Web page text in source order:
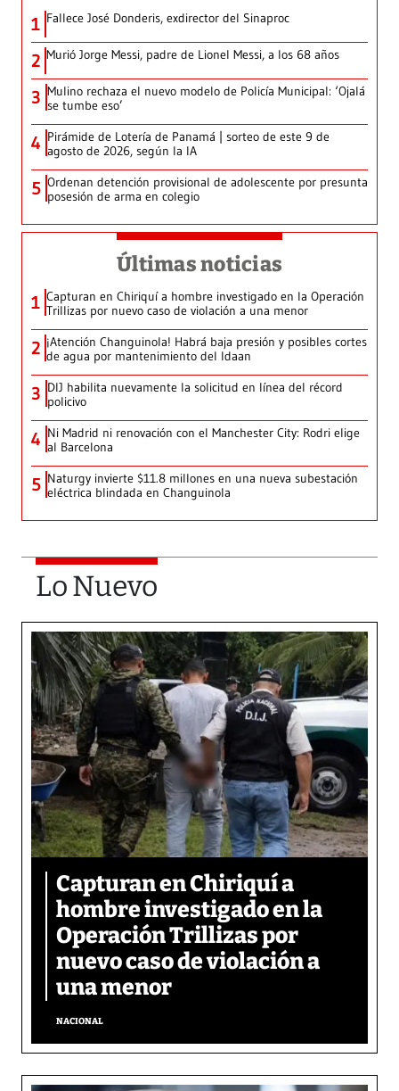
1 Fallece José Donderis, exdirector del Sinaproc
2 Murió Jorge Messi, padre de Lionel Messi, a los 68 años
3 Mulino rechaza el nuevo modelo de Policía Municipal: ‘Ojalá
se tumbe eso’
4 Pirámide de Lotería de Panamá | sorteo de este 9 de
agosto de 2026, según la IA
5 Ordenan detención provisional de adolescente por presunta
posesión de arma en colegio
Últimas noticias
1 Capturan en Chiriquí a hombre investigado en la Operación
Trillizas por nuevo caso de violación a una menor
2 ¡Atención Changuinola! Habrá baja presión y posibles cortes
de agua por mantenimiento del Idaan
3 DIJ habilita nuevamente la solicitud en línea del récord
policivo
4 Ni Madrid ni renovación con el Manchester City: Rodri elige
al Barcelona
5 Naturgy invierte $11.8 millones en una nueva subestación
eléctrica blindada en Changuinola
Lo Nuevo
Capturan en Chiriquí a
hombre investigado en la
Operación Trillizas por
nuevo caso de violación a
una menor
NACIONAL